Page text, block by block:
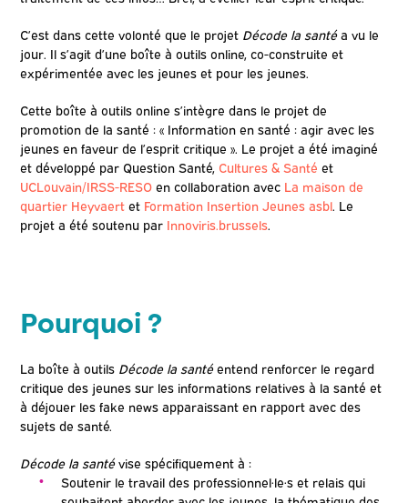
C’est dans cette volonté que le projet Décode la santéa vu le
jour. Il s’agit d’une boîte à outils online, co-construite et
expérimentée avec les jeunes et pour les jeunes.
Cette boîte à outils online s’intègre dans le projet de
promotion de la santé : « Information en santé : agir avec les
jeunes en faveur de l’esprit critique ». Le projet a été imaginé
et développé par Question Santé, Cultures & Santé et
UCLouvain/IRSS-RESO en collaboration avec La maison de
quartier Heyvaert et Formation Insertion Jeunes asbl. Le
projet a été soutenu par Innoviris.brussels.
Pourquoi ?
La boîte à outils Décode la santéentend renforcer le regard
critique des jeunes sur les informations relatives à la santé et
à déjouer les fake news apparaissant en rapport avec des
sujets de santé.
Décode la santévise spécifiquement à :
Soutenir le travail des professionnel·le·s et relais qui